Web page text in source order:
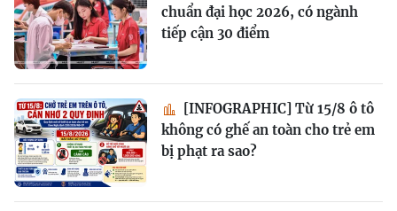
chuẩn đại học 2026, có ngành
tiếp cận 30 điểm
[INFOGRAPHIC] Từ 15/8 ô tô
không có ghế an toàn cho trẻ em
bị phạt ra sao?